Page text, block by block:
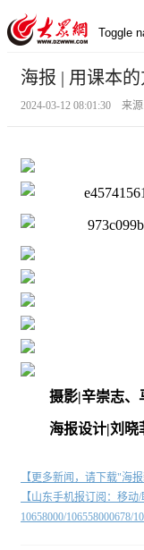
Toggle
海报 | 用课本
2024-03-12 08:01:30 来
摄影|辛崇志、
海报设计|刘晓
【更多新闻，请下载"海
【山东手机报订阅：移
10658000/106558000678/